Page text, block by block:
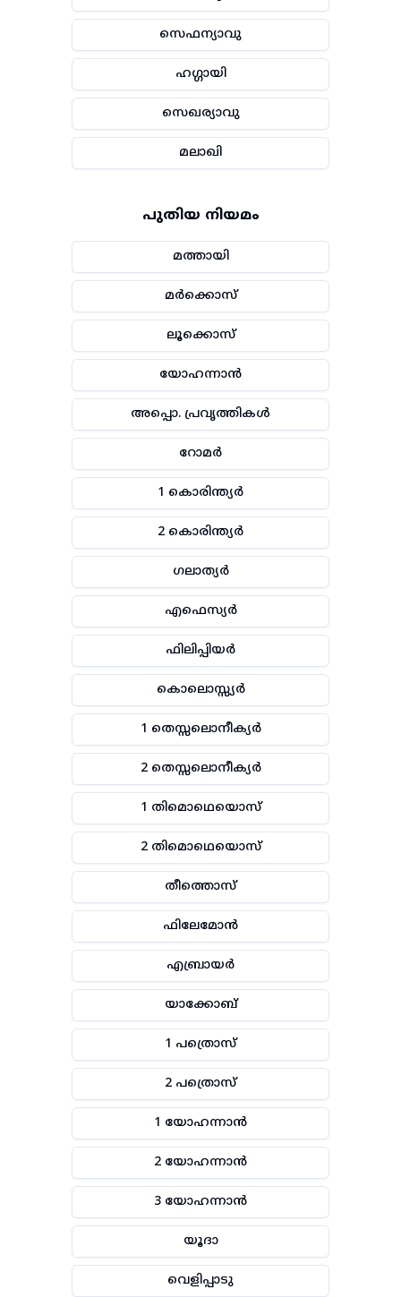
സെഫന്യാവു
ഹഗ്ഗായി
സെഖര്യാവു
മലാഖി
പുതിയ നിയമം
മത്തായി
മർക്കൊസ്
ലൂക്കൊസ്
യോഹന്നാൻ
അപ്പൊ. പ്രവൃത്തികൾ
റോമർ
1 കൊരിന്ത്യർ
2 കൊരിന്ത്യർ
ഗലാത്യർ
എഫെസ്യർ
ഫിലിപ്പിയർ
കൊലൊസ്സ്യർ
1 തെസ്സലൊനീക്യർ
2 തെസ്സലൊനീക്യർ
1 തിമൊഥെയൊസ്
2 തിമൊഥെയൊസ്
തീത്തൊസ്
ഫിലേമോൻ
എബ്രായർ
യാക്കോബ്
1 പത്രൊസ്
2 പത്രൊസ്
1 യോഹന്നാൻ
2 യോഹന്നാൻ
3 യോഹന്നാൻ
യൂദാ
വെളിപ്പാടു